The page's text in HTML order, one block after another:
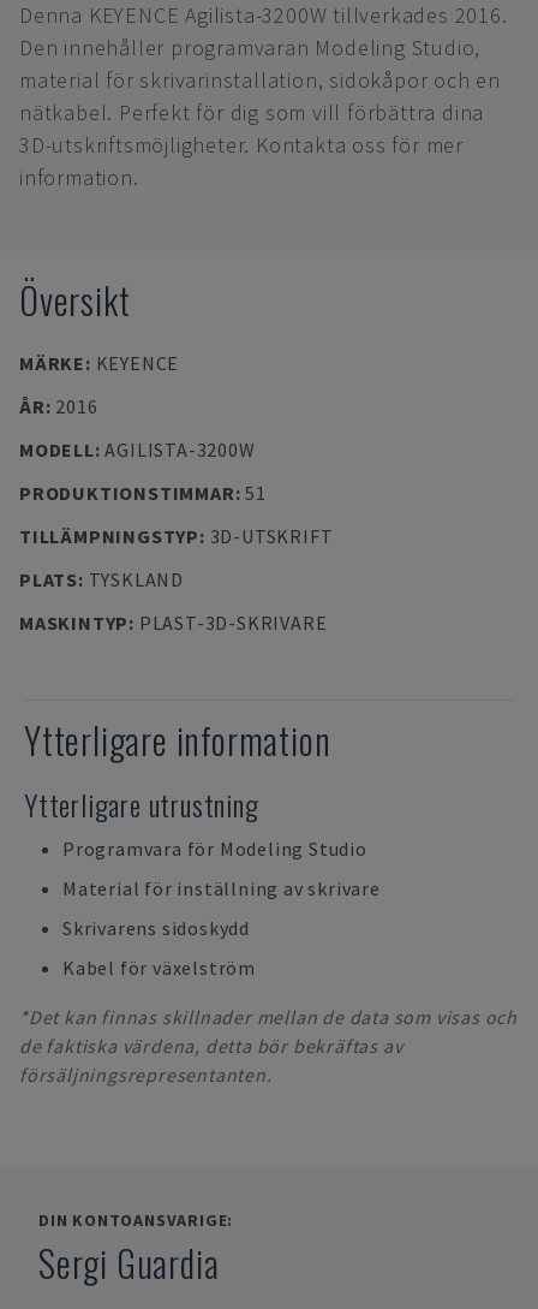
Denna KEYENCE Agilista-3200W tillverkades 2016.
Den innehåller programvaran Modeling Studio,
material för skrivarinstallation, sidokåpor och en
nätkabel. Perfekt för dig som vill förbättra dina
3D-utskriftsmöjligheter. Kontakta oss för mer
information.
Översikt
MÄRKE: KEYENCE
ÅR: 2016
MODELL:AGILISTA-3200W
PRODUKTIONSTIMMAR:51
TILLÄMPNINGSTYP: 3D-UTSKRIFT
PLATS: TYSKLAND
MASKINTYP: PLAST-3D-SKRIVARE
Ytterligare information
Ytterligare utrustning
Programvara för Modeling Studio
Material för inställning av skrivare
Skrivarens sidoskydd
Kabel för växelström
*Det kan finnas skillnader mellan de data som visas och
de faktiska värdena, detta bör bekräftas av
försäljningsrepresentanten.
DIN KONTOANSVARIGE:
Sergi Guardia